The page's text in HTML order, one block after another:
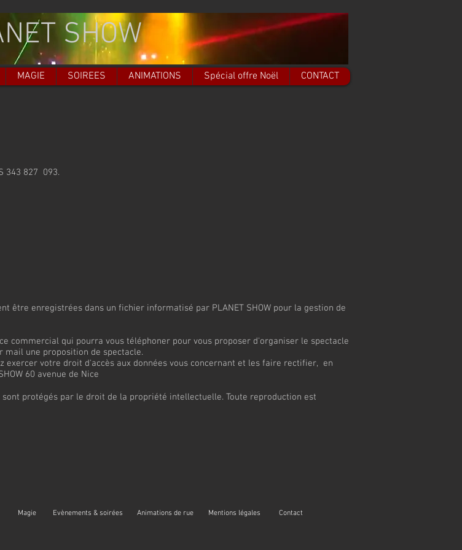
SHOW
MAGIE SOIREES ANIMATIONS Spécial offre Noël CONTACT
343 827 093.
être enregistrées dans un fichier informatisé par PLANET SHOW pour la gestion de
commercial qui pourra vous téléphoner pour vous proposer d'organiser le spectacle
mail une proposition de spectacle.
exercer votre droit d'accès aux données vous concernant et les faire rectifier, en
60 avenue de Nice
protégés par le droit de la propriété intellectuelle. Toute reproduction est
Magie Evènements & soirées Animations de rue Mentions légales Contact